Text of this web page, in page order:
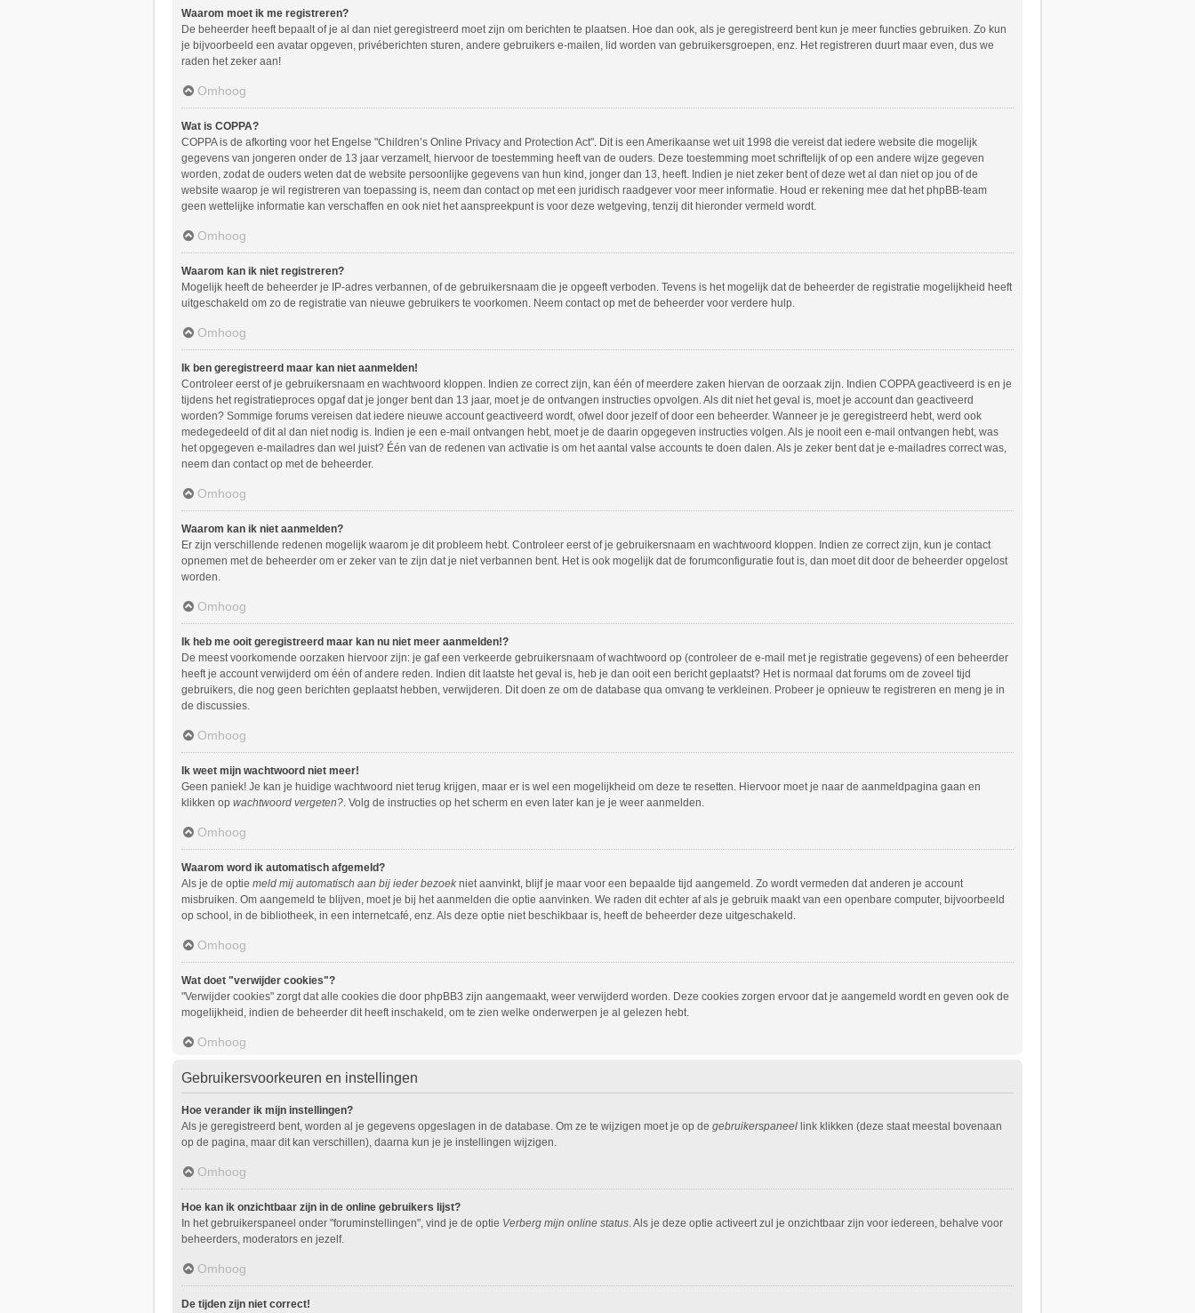
Waarom moet ik me registreren?
De beheerder heeft bepaalt of je al dan niet geregistreerd moet zijn om berichten te plaatsen. Hoe dan ook, als je geregistreerd bent kun je meer functies gebruiken. Zo kun
je bijvoorbeeld een avatar opgeven, privéberichten sturen, andere gebruikers e-mailen, lid worden van gebruikersgroepen, enz. Het registreren duurt maar even, dus we
raden het zeker aan!
Omhoog
Wat is COPPA?
COPPA is de afkorting voor het Engelse "Children’s Online Privacy and Protection Act". Dit is een Amerikaanse wet uit 1998 die vereist dat iedere website die mogelijk
gegevens van jongeren onder de 13 jaar verzamelt, hiervoor de toestemming heeft van de ouders. Deze toestemming moet schriftelijk of op een andere wijze gegeven
worden, zodat de ouders weten dat de website persoonlijke gegevens van hun kind, jonger dan 13, heeft. Indien je niet zeker bent of deze wet al dan niet op jou of de
website waarop je wil registreren van toepassing is, neem dan contact op met een juridisch raadgever voor meer informatie. Houd er rekening mee dat het phpBB-team
geen wettelijke informatie kan verschaffen en ook niet het aanspreekpunt is voor deze wetgeving, tenzij dit hieronder vermeld wordt.
Omhoog
Waarom kan ik niet registreren?
Mogelijk heeft de beheerder je IP-adres verbannen, of de gebruikersnaam die je opgeeft verboden. Tevens is het mogelijk dat de beheerder de registratie mogelijkheid heeft
uitgeschakeld om zo de registratie van nieuwe gebruikers te voorkomen. Neem contact op met de beheerder voor verdere hulp.
Omhoog
Ik ben geregistreerd maar kan niet aanmelden!
Controleer eerst of je gebruikersnaam en wachtwoord kloppen. Indien ze correct zijn, kan één of meerdere zaken hiervan de oorzaak zijn. Indien COPPA geactiveerd is en je
tijdens het registratieproces opgaf dat je jonger bent dan 13 jaar, moet je de ontvangen instructies opvolgen. Als dit niet het geval is, moet je account dan geactiveerd
worden? Sommige forums vereisen dat iedere nieuwe account geactiveerd wordt, ofwel door jezelf of door een beheerder. Wanneer je je geregistreerd hebt, werd ook
medegedeeld of dit al dan niet nodig is. Indien je een e-mail ontvangen hebt, moet je de daarin opgegeven instructies volgen. Als je nooit een e-mail ontvangen hebt, was
het opgegeven e-mailadres dan wel juist? Één van de redenen van activatie is om het aantal valse accounts te doen dalen. Als je zeker bent dat je e-mailadres correct was,
neem dan contact op met de beheerder.
Omhoog
Waarom kan ik niet aanmelden?
Er zijn verschillende redenen mogelijk waarom je dit probleem hebt. Controleer eerst of je gebruikersnaam en wachtwoord kloppen. Indien ze correct zijn, kun je contact
opnemen met de beheerder om er zeker van te zijn dat je niet verbannen bent. Het is ook mogelijk dat de forumconfiguratie fout is, dan moet dit door de beheerder opgelost
worden.
Omhoog
Ik heb me ooit geregistreerd maar kan nu niet meer aanmelden!?
De meest voorkomende oorzaken hiervoor zijn: je gaf een verkeerde gebruikersnaam of wachtwoord op (controleer de e-mail met je registratie gegevens) of een beheerder
heeft je account verwijderd om één of andere reden. Indien dit laatste het geval is, heb je dan ooit een bericht geplaatst? Het is normaal dat forums om de zoveel tijd
gebruikers, die nog geen berichten geplaatst hebben, verwijderen. Dit doen ze om de database qua omvang te verkleinen. Probeer je opnieuw te registreren en meng je in
de discussies.
Omhoog
Ik weet mijn wachtwoord niet meer!
Geen paniek! Je kan je huidige wachtwoord niet terug krijgen, maar er is wel een mogelijkheid om deze te resetten. Hiervoor moet je naar de aanmeldpagina gaan en
klikken op wachtwoord vergeten?. Volg de instructies op het scherm en even later kan je je weer aanmelden.
Omhoog
Waarom word ik automatisch afgemeld?
Als je de optie meld mij automatisch aan bij ieder bezoek niet aanvinkt, blijf je maar voor een bepaalde tijd aangemeld. Zo wordt vermeden dat anderen je account
misbruiken. Om aangemeld te blijven, moet je bij het aanmelden die optie aanvinken. We raden dit echter af als je gebruik maakt van een openbare computer, bijvoorbeeld
op school, in de bibliotheek, in een internetcafé, enz. Als deze optie niet beschikbaar is, heeft de beheerder deze uitgeschakeld.
Omhoog
Wat doet "verwijder cookies"?
"Verwijder cookies" zorgt dat alle cookies die door phpBB3 zijn aangemaakt, weer verwijderd worden. Deze cookies zorgen ervoor dat je aangemeld wordt en geven ook de
mogelijkheid, indien de beheerder dit heeft inschakeld, om te zien welke onderwerpen je al gelezen hebt.
Omhoog
Gebruikersvoorkeuren en instellingen
Hoe verander ik mijn instellingen?
Als je geregistreerd bent, worden al je gegevens opgeslagen in de database. Om ze te wijzigen moet je op de gebruikerspaneel link klikken (deze staat meestal bovenaan
op de pagina, maar dit kan verschillen), daarna kun je je instellingen wijzigen.
Omhoog
Hoe kan ik onzichtbaar zijn in de online gebruikers lijst?
In het gebruikerspaneel onder "foruminstellingen", vind je de optie Verberg mijn online status. Als je deze optie activeert zul je onzichtbaar zijn voor iedereen, behalve voor
beheerders, moderators en jezelf.
Omhoog
De tijden zijn niet correct!